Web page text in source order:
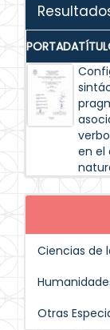
PORTADA
en el
Ciencias de
Otras